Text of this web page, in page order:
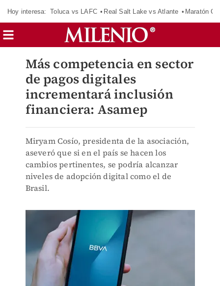
Hoy interesa: Toluca vs LAFC Real Salt Lake vs Atlante Maratón
Más competencia en sector
de pagos digitales
incrementará inclusión
financiera: Asamep
Miryam Cosío, presidenta de la asociación,
aseveró que si en el país se hacen los
cambios pertinentes, se podría alcanzar
niveles de adopción digital como el de
Brasil.